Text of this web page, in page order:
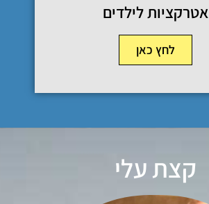
אטרקציות לילדים
לחץ כאן
קצת עלי